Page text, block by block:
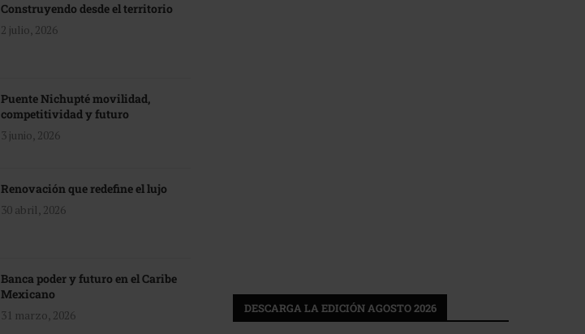
Construyendo desde el territorio
2 julio, 2026
Puente Nichupté movilidad,
competitividad y futuro
3 junio, 2026
Renovación que redefine el lujo
30 abril, 2026
Banca poder y futuro en el Caribe
Mexicano
31 marzo, 2026
DESCARGA LA EDICIÓN AGOSTO 2026